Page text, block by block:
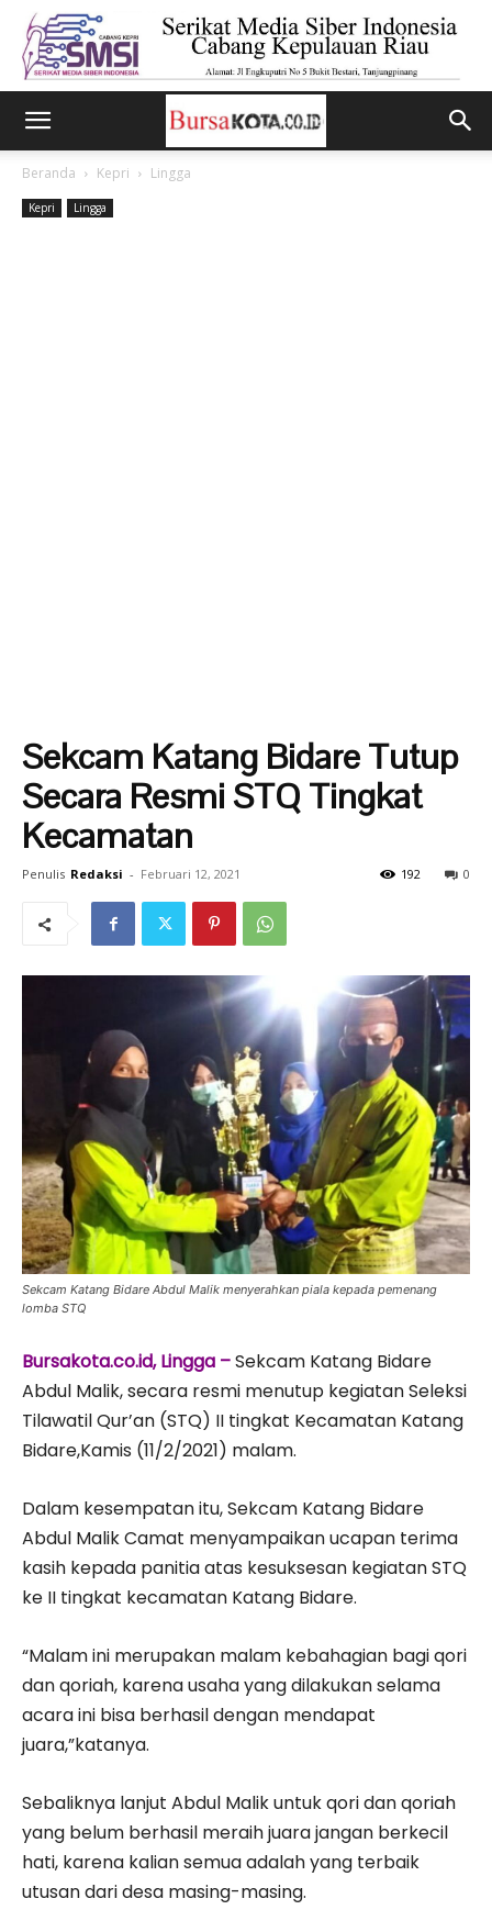
Beranda Kepri Lingga
Kepri Lingga
Sekcam Katang Bidare Tutup
Secara Resmi STQ Tingkat
Kecamatan
Penulis Redaksi - Februari 12, 2021 0
192
Sekcam Katang Bidare Abdul Malik menyerahkan piala kepada pemenang
lomba STQ
Bursakota.co.id, Lingga –Sekcam Katang Bidare
Abdul Malik, secara resmi menutup kegiatan Seleksi
Tilawatil Qur’an (STQ) II tingkat Kecamatan Katang
Bidare,Kamis (11/2/2021) malam.
Dalam kesempatan itu, Sekcam Katang Bidare
Abdul Malik Camat menyampaikan ucapan terima
kasih kepada panitia atas kesuksesan kegiatan STQ
ke II tingkat kecamatan Katang Bidare.
“Malam ini merupakan malam kebahagian bagi qori
dan qoriah, karena usaha yang dilakukan selama
acara ini bisa berhasil dengan mendapat
juara,”katanya.
Sebaliknya lanjut Abdul Malik untuk qori dan qoriah
yang belum berhasil meraih juara jangan berkecil
hati, karena kalian semua adalah yang terbaik
utusan dari desa masing-masing.